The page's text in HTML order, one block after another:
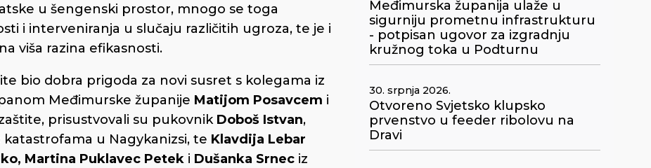
u šengenski prostor, mnogo se toga
i interveniranja u slučaju različitih ugroza, te je i
viša razina efikasnosti.
bio dobra prigoda za novi susret s kolegama iz
Međimurske županije Matijom Posavcem i
prisustvovali su pukovnik Doboš Istvan,
u Nagykanizsi, te Klavdija Lebar
Martina Puklavec Petek i Dušanka Srnec iz
Međimurska županija ulaže u
sigurniju prometnu infrastrukturu
- potpisan ugovor za izgradnju
kružnog toka u Podturnu
30. srpnja 2026.
Otvoreno Svjetsko klupsko
prvenstvo u feeder ribolovu na
Dravi